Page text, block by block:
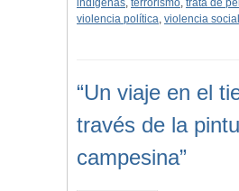
indígenas, terrorismo, trata de
violencia política, violencia social
“Un viaje en el
través de la
campesina”